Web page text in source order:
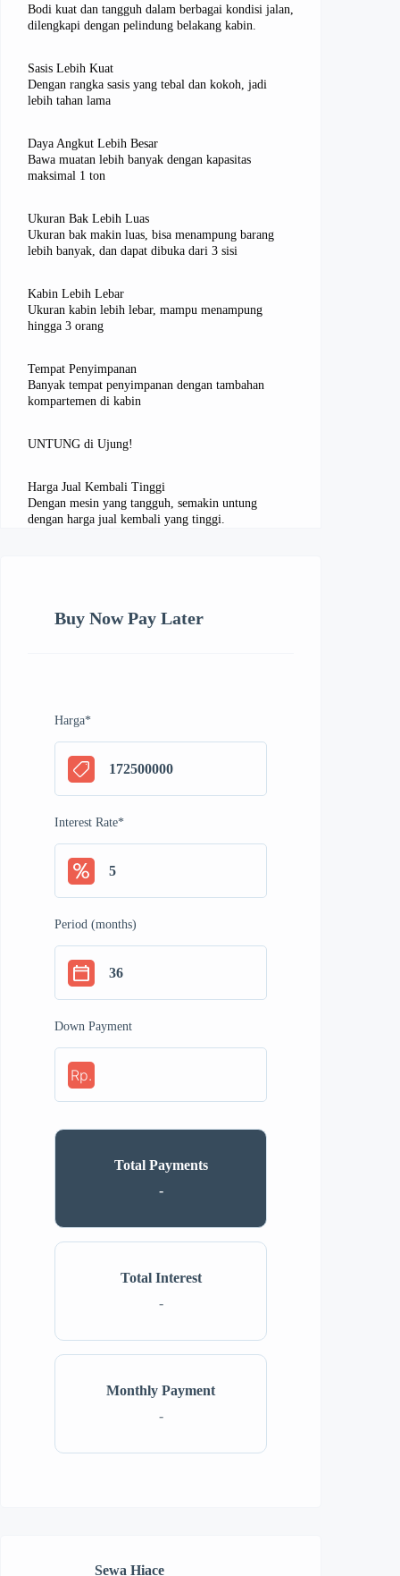
Bodi kuat dan tangguh dalam berbagai kondisi jalan,
dilengkapi dengan pelindung belakang kabin.
Sasis Lebih Kuat
Dengan rangka sasis yang tebal dan kokoh, jadi
lebih tahan lama
Daya Angkut Lebih Besar
Bawa muatan lebih banyak dengan kapasitas
maksimal 1 ton
Ukuran Bak Lebih Luas
Ukuran bak makin luas, bisa menampung barang
lebih banyak, dan dapat dibuka dari 3 sisi
Kabin Lebih Lebar
Ukuran kabin lebih lebar, mampu menampung
hingga 3 orang
Tempat Penyimpanan
Banyak tempat penyimpanan dengan tambahan
kompartemen di kabin
UNTUNG di Ujung!
Harga Jual Kembali Tinggi
Dengan mesin yang tangguh, semakin untung
dengan harga jual kembali yang tinggi.
Buy Now Pay Later
Harga*
Interest Rate*
Period (months)
Down Payment
Rp.
Monthly Payment
-
Total Interest
-
Total Payments
-
Sewa Hiace